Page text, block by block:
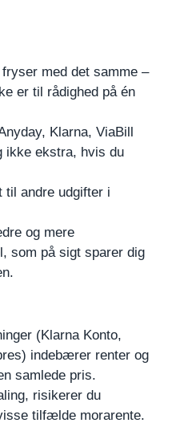
med det samme –
er til rådighed på én
Klarna, ViaBill
ikke ekstra, hvis du
til andre udgifter i
og mere
som på sigt sparer dig
(Klarna Konto,
indebærer renter og
samlede pris.
risikerer du
tilfælde morarente.